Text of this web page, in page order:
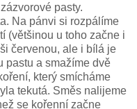
pasty.
Na pánvi si rozpálíme
(většinou u toho začne i
červenou, ale i bílá je
pastu a smažíme dvě
který smícháme
tekutá. Směs nalijeme
se kořenní začne